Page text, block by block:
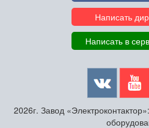
Написать
Написать в
2026г. Завод